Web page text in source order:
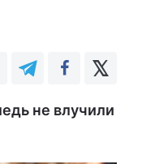
не влучили